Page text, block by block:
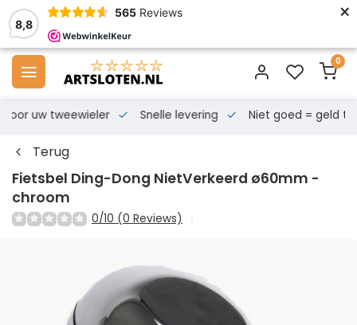
8,8
565 Reviews ×
0
voor uw tweewieler Snelle levering Niet goed = geld
Terug
Fietsbel Ding-Dong NietVerkeerd ø60mm -
chroom
0/10 (0 Reviews)